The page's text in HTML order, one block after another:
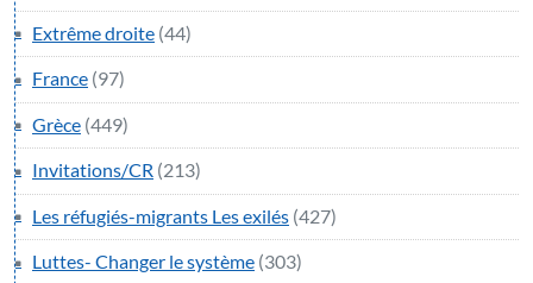
Extrême droite (44)
France (97)
Grèce (449)
Invitations/CR (213)
Les réfugiés-migrants Les exilés (427)
Luttes- Changer le système (303)